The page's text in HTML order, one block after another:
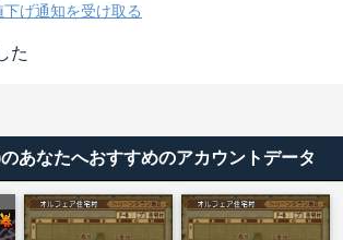
げ通知を受け取る
た
あなたへおすすめのアカウントデータ